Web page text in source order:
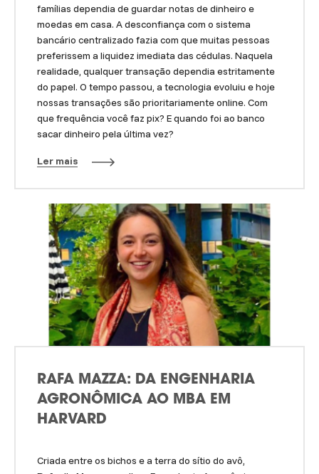
famílias dependia de guardar notas de dinheiro e
moedas em casa. A desconfiança com o sistema
bancário centralizado fazia com que muitas pessoas
preferissem a liquidez imediata das cédulas. Naquela
realidade, qualquer transação dependia estritamente
do papel. O tempo passou, a tecnologia evoluiu e hoje
nossas transações são prioritariamente online. Com
que frequência você faz pix? E quando foi ao banco
sacar dinheiro pela última vez?
Ler mais
RAFA MAZZA: DA ENGENHARIA
AGRONÔMICA AO MBA EM
HARVARD
Criada entre os bichos e a terra do sítio do avô,